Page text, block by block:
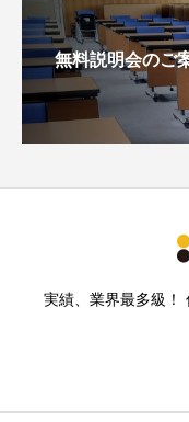
無料説明会のご
実績、業界最多級！